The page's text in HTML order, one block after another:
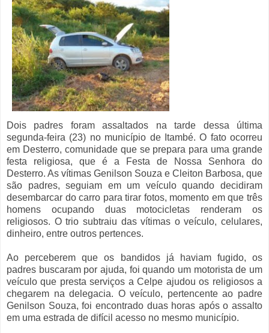
Dois padres foram assaltados na tarde dessa última
segunda-feira (23) no município de Itambé. O fato ocorreu
em Desterro, comunidade que se prepara para uma grande
festa religiosa, que é a Festa de Nossa Senhora do
Desterro. As vítimas Genilson Souza e Cleiton Barbosa, que
são padres, seguiam em um veículo quando decidiram
desembarcar do carro para tirar fotos, momento em que três
homens ocupando duas motocicletas renderam os
religiosos. O trio subtraiu das vítimas o veículo, celulares,
dinheiro, entre outros pertences.
Ao perceberem que os bandidos já haviam fugido, os
padres buscaram por ajuda, foi quando um motorista de um
veículo que presta serviços a Celpe ajudou os religiosos a
chegarem na delegacia. O veículo, pertencente ao padre
Genilson Souza, foi encontrado duas horas após o assalto
em uma estrada de difícil acesso no mesmo município.